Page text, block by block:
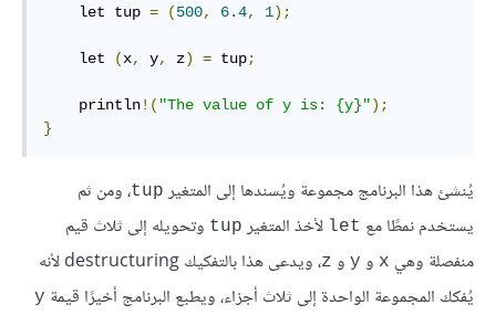
    let tup
= (500, 6.4, 1);
    let
(x, y, z) = tup;
    println
!( "The value of y is: {y}");
}
يُنشئ هذا البرنامج مجموعة ويُسندها إلى المتغير tup، ومن ثم
يستخدم نمطًا مع let لأخذ المتغير tup وتحويله إلى ثلاث قيم
منفصلة وهي x و y و z
، ويدعى هذا بالتفكيك destructuring لأنه
يُفكك المجموعة الواحدة إلى ثلاث أجزاء، ويطبع البرنامج أخيرًا قيمة y